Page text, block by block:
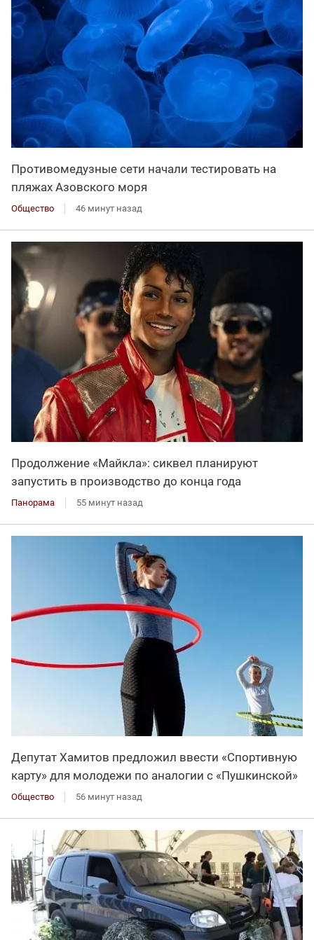
Противомедузные сети начали тестировать на
пляжах Азовского моря
Общество 46 минут назад
Продолжение «Майкла»: сиквел планируют
запустить в производство до конца года
Панорама 55 минут назад
Депутат Хамитов предложил ввести «Спортивную
карту» для молодежи по аналогии с «Пушкинской»
Общество 56 минут назад